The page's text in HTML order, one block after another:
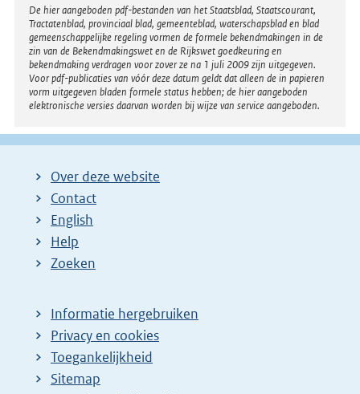
Disclaimer
De hier aangeboden pdf-bestanden van het Staatsblad, Staatscourant,
Tractatenblad, provinciaal blad, gemeenteblad, waterschapsblad en blad
gemeenschappelijke regeling vormen de formele bekendmakingen in de
zin van de Bekendmakingswet en de Rijkswet goedkeuring en
bekendmaking verdragen voor zover ze na 1 juli 2009 zijn uitgegeven.
Voor pdf-publicaties van vóór deze datum geldt dat alleen de in papieren
vorm uitgegeven bladen formele status hebben; de hier aangeboden
elektronische versies daarvan worden bij wijze van service aangeboden.
Over deze website
Contact
English
Help
Zoeken
Informatie hergebruiken
Privacy en cookies
Toegankelijkheid
Sitemap